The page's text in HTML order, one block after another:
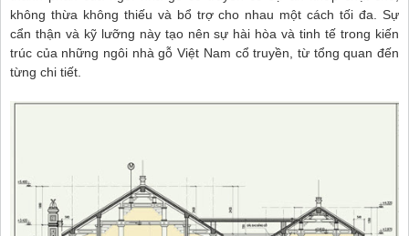
không thừa không thiếu và bổ trợ cho nhau một cách tối đa. Sự
cẩn thận và kỹ lưỡng này tạo nên sự hài hòa và tinh tế trong kiến
trúc của những ngôi nhà gỗ Việt Nam cổ truyền, từ tổng quan đến
từng chi tiết.